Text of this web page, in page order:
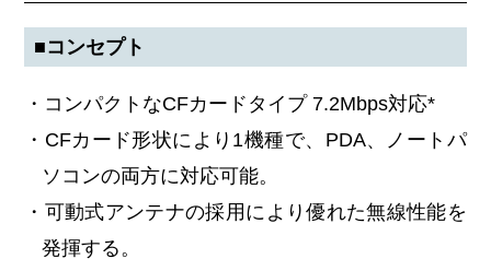
■コンセプト
・コンパクトなCFカードタイプ 7.2Mbps対応*
・CFカード形状により1機種で、PDA、ノートパ
ソコンの両方に対応可能。
・可動式アンテナの採用により優れた無線性能を
発揮する。